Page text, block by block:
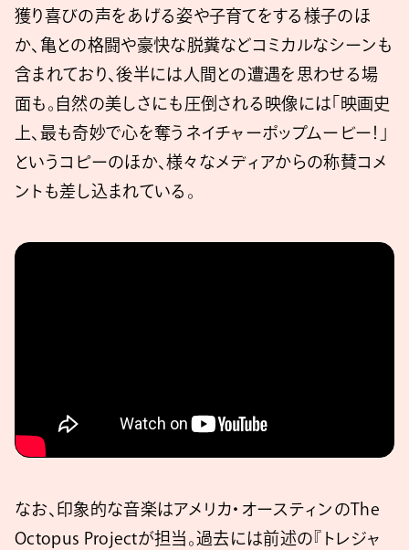
獲り喜びの声をあげる姿や⼦育てをする様子のほ
か、⻲との格闘や豪快な脱糞などコミカルなシーンも
含まれており、後半には人間との遭遇を思わせる場
面も。自然の美しさにも圧倒される映像には「映画史
上、最も奇妙で心を奪うネイチャーポップムービー！」
というコピーのほか、様々なメディアからの称賛コメ
ントも差し込まれている。
なお、印象的な音楽はアメリカ・オースティンのThe
Octopus Projectが担当。過去には前述の『トレジャ